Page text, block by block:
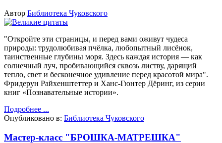
Автор Библиотека Чуковского
"Откройте эти страницы, и перед вами оживут чудеса
природы: трудолюбивая пчёлка, любопытный лисёнок,
таинственные глубины моря. Здесь каждая история — как
солнечный луч, пробивающийся сквозь листву, дарящий
тепло, свет и бесконечное удивление перед красотой мира".
Фридерун Райхенштеттер и Ханс-Гюнтер Дёринг, из серии
книг «Познавательные истории».
Подробнее ...
Опубликовано в: Библиотека Чуковского
Мастер-класс "БРОШКА-МАТРЕШКА"